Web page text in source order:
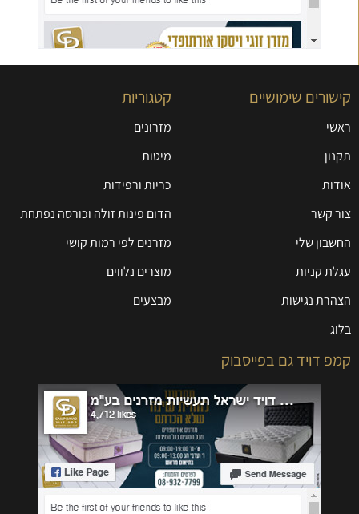
קישורים שימושיים
ראשי
תקנון
אודות
צור קשר
החשבון שלי
עגלת קניות
הצהרת נגישות
בלוג
קטגוריות
מזרונים
מיטות
כריות ורפידות
הדום פינות זולה וכורסה נפתחת
מזרנים לפי רמות קושי
מוצרים נלווים
מבצעים
קמפ דויד גם בפייסבוק